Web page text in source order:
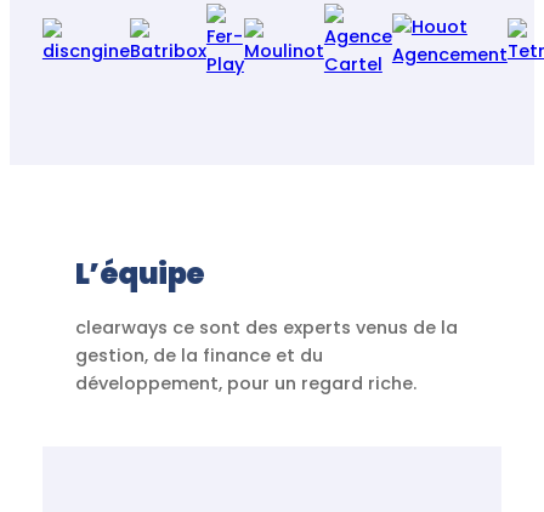
L’équipe
clearways ce sont des experts venus de la
gestion, de la finance et du
développement, pour un regard riche.